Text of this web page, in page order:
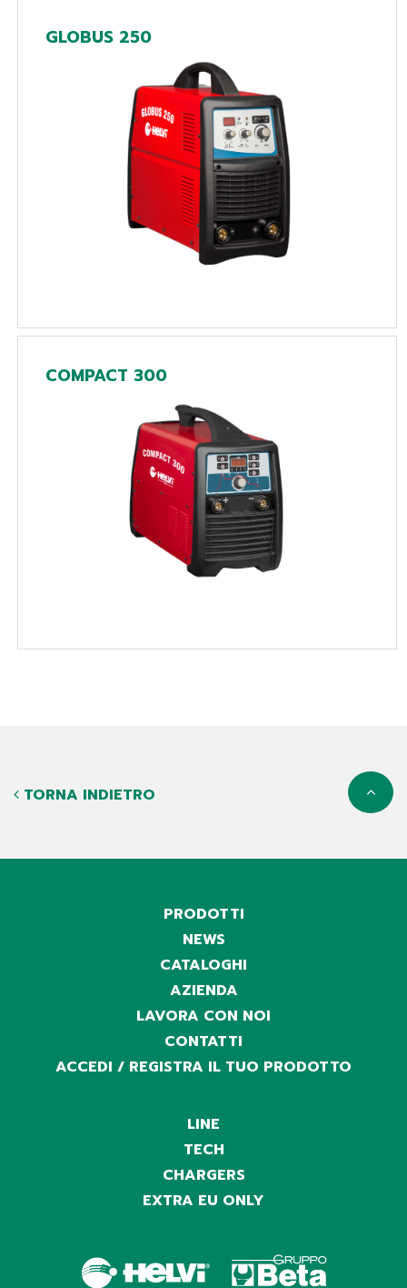
GLOBUS 250
COMPACT 300
TORNA INDIETRO
PRODOTTI
NEWS
CATALOGHI
AZIENDA
LAVORA CON NOI
CONTATTI
ACCEDI / REGISTRA IL TUO PRODOTTO
LINE
TECH
CHARGERS
EXTRA EU ONLY